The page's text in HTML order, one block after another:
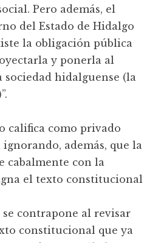
Pero además, el
del Estado de Hidalgo
la obligación pública
y ponerla al
sociedad hidalguense (la
califica como privado
ignorando, además, que la
cabalmente con la
el texto constitucional
se contrapone al revisar
constitucional que ya